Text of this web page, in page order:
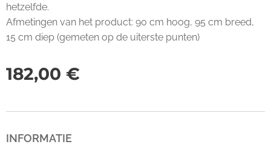
hetzelfde.
Afmetingen van het product: 90 cm hoog, 95 cm breed,
15 cm diep (gemeten op de uiterste punten)
182,00 €
INFORMATIE